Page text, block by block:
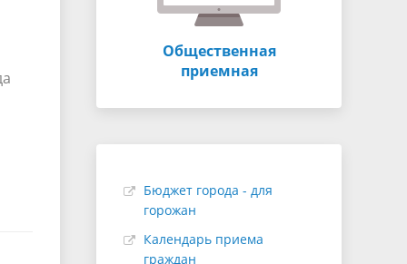
Общественная
приемная
Бюджет города - для
горожан
Календарь приема
граждан